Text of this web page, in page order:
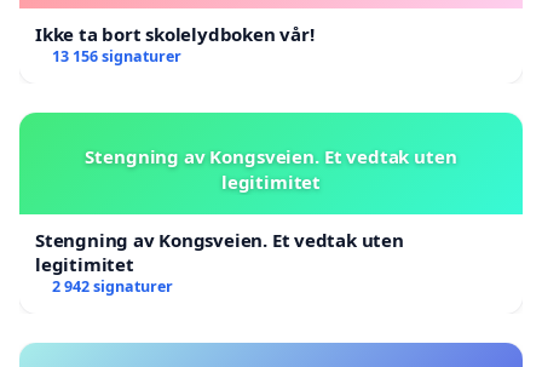
Ikke ta bort skolelydboken vår!
13 156 signaturer
Stengning av Kongsveien. Et vedtak uten
legitimitet
Stengning av Kongsveien. Et vedtak uten
legitimitet
2 942 signaturer